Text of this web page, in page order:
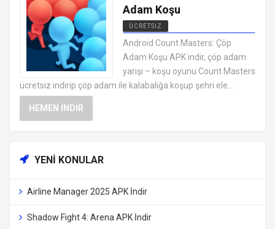
Adam Koşu
ÜCRETSIZ
EN İYI ANDROID APK OYUNLARI
ÜCRETSIZ
Android Count Masters: Çöp
Adam Koşu APK indir, çöp adam
yarışı – koşu oyunu Count Masters
ücretsiz indirip çöp adam ile kalabalığa koşup şehri ele...
HEMEN İNDIR
YENI KONULAR
Airline Manager 2025 APK İndir
Shadow Fight 4: Arena APK İndir